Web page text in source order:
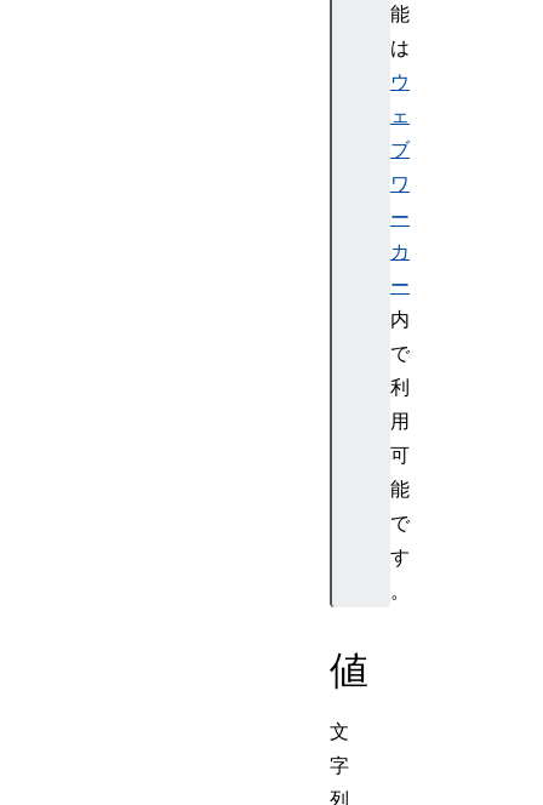
能
は
ウ
ェ
ブ
ワ
ー
カ
ー
内
で
利
用
可
能
で
す
。
値
文
字
列